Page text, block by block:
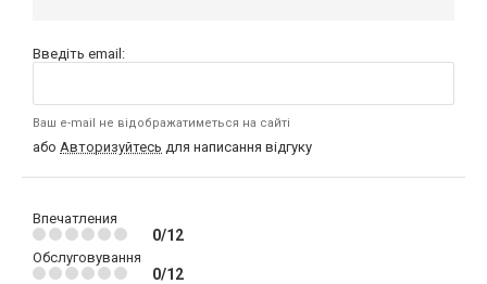
Введіть email:
Ваш e-mail не відображатиметься на сайті
або Авторизуйтесь для написання відгуку
Впечатления
0/12
Обслуговування
0/12